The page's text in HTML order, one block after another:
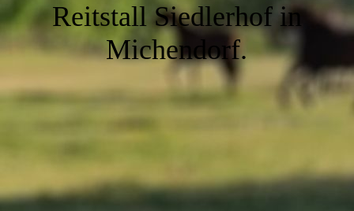
Reitstall Siedlerhof in
Michendorf.